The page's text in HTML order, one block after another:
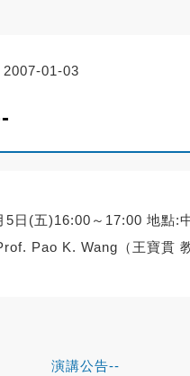
2007-01-03
5日(五)16:00～17:00 地點
Pao K. Wang（王寶
演講公告--